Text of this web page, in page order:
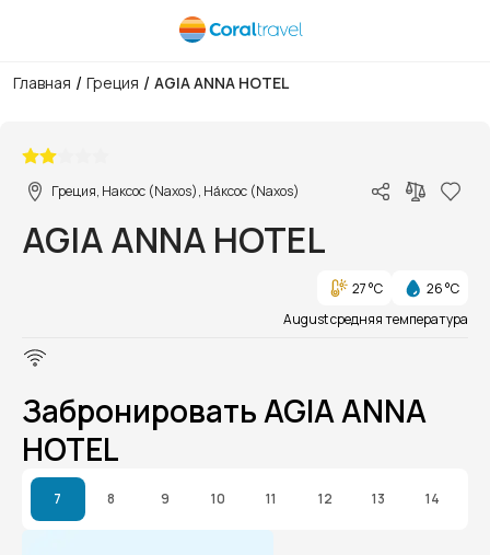
Главная / Греция / AGIA ANNA HOTEL
Греция, Наксос (Naxos), На́ксос (Naxos)
AGIA ANNA HOTEL
27 °C
26 °C
August средняя температура
Забронировать AGIA ANNA
HOTEL
7 8 9 10 11 12 13 14